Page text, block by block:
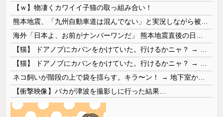
【ｗ】物凄くカワイイ子猫の取っ組み合い！
熊本地震、「九州自動車道は混んでない」と実況しながら被災地へ向かう有名アナなどに批判殺到 全国紙記者「最新の状況をいち早く伝えることは報道機関としての責務」「情報を取り上げることには大きな意義がある」
海外「日本よ、お前がナンバーワンだ」 熊本地震直後の日本の対応のスピードに世界が衝撃
【猫】 ドアノブにカバンをかけていた。行けるかニャ？ → 猫はこうなります…
【猫】 ドアノブにカバンをかけていた。行けるかニャ？ → 猫はこうなります…
ネコ飼いが階段の上で袋を揺らす。キラ〜ン！ → 地下室からヤツが現れる…
【衝撃映像】バカが津波を撮影しに行った結果…